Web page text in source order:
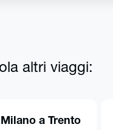
altri viaggi:
a Trento